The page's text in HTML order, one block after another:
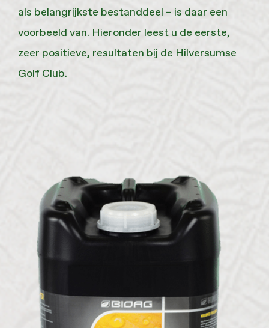
als belangrijkste bestanddeel – is daar een
voorbeeld van. Hieronder leest u de eerste,
zeer positieve, resultaten bij de Hilversumse
Golf Club.